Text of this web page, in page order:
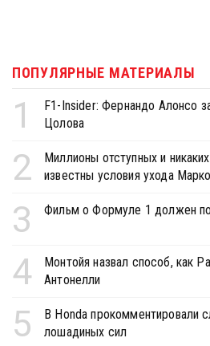
ПОПУЛЯРНЫЕ МАТЕРИАЛЫ
1
F1-Insider: Фернандо Алонсо
Цолова
2
Миллионы отступных и
известны условия ухода
3 Фильм о Формуле 1 должен
4
Монтойя назвал способ, как
Антонелли
5
В Honda прокомментировали
лошадиных сил